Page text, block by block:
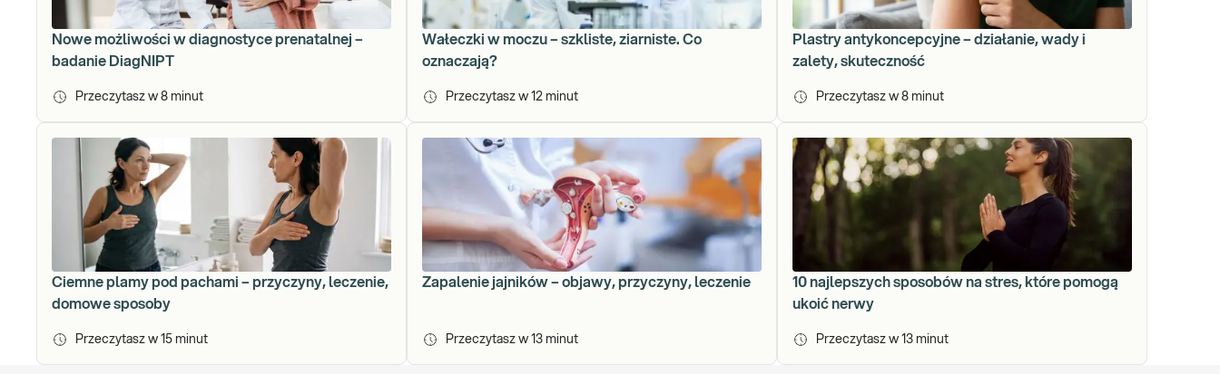
Nowe możliwości w diagnostyce prenatalnej –
badanie DiagNIPT
Przeczytasz w 8 minut
Wałeczki w moczu – szkliste, ziarniste. Co
oznaczają?
Przeczytasz w 12 minut
Plastry antykoncepcyjne – działanie, wady i
zalety, skuteczność
Przeczytasz w 8 minut
Ciemne plamy pod pachami – przyczyny, leczenie,
domowe sposoby
Przeczytasz w 15 minut
Zapalenie jajników – objawy, przyczyny, leczenie
Przeczytasz w 13 minut
10 najlepszych sposobów na stres, które pomogą
ukoić nerwy
Przeczytasz w 13 minut